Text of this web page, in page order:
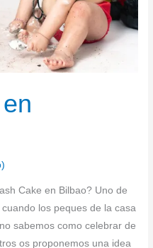
Cake en Bilbao? Uno de
los peques de la casa
sabemos como celebrar de
os proponemos una idea